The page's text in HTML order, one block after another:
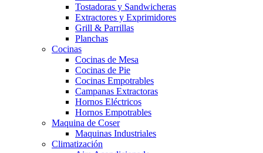
Tostadoras y Sandwicheras
Extractores y Exprimidores
Grill & Parrillas
Planchas
Cocinas
Cocinas de Mesa
Cocinas de Pie
Cocinas Empotrables
Campanas Extractoras
Hornos Eléctricos
Hornos Empotrables
Maquina de Coser
Maquinas Industriales
Climatización